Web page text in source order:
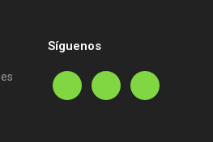
Síguenos